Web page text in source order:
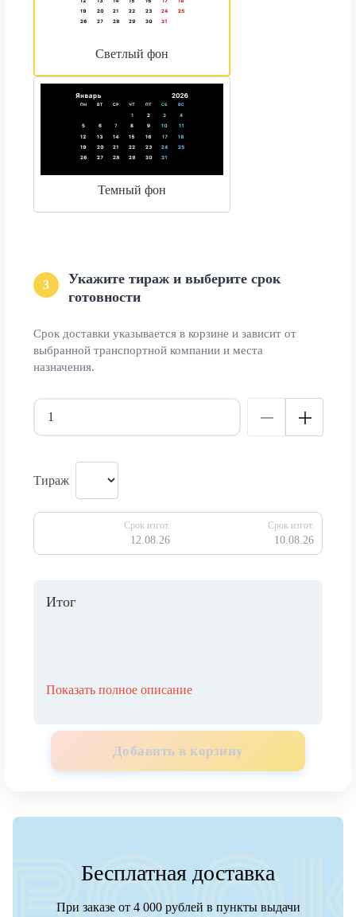
Светлый фон
Темный фон
3
Укажите тираж и выберите срок
готовности
Срок доставки указывается в корзине и зависит от
выбранной транспортной компании и места
назначения.
Тираж
Срок изгот.
12.08.26
Срок изгот.
10.08.26
Итог
Показать полное описание
Добавить в корзину
Бесплатная доставка
При заказе от 4 000 рублей в пункты выдачи